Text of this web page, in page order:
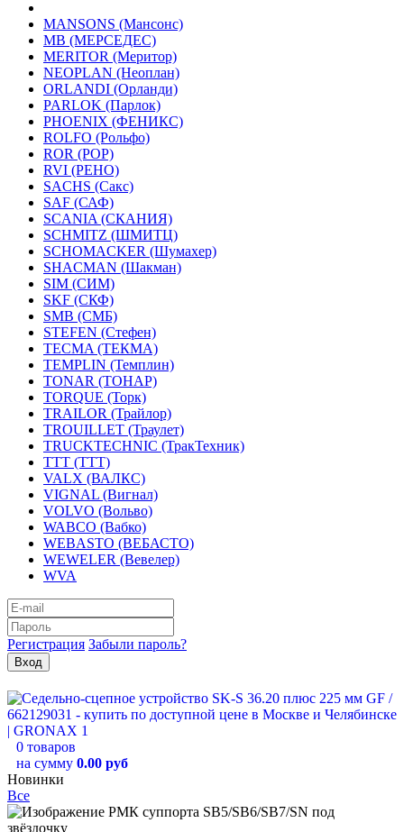
MANSONS (Мансонс)
MB (МЕРСЕДЕС)
MERITOR (Меритор)
NEOPLAN (Неоплан)
ORLANDI (Орланди)
PARLOK (Парлок)
PHOENIX (ФЕНИКС)
ROLFO (Рольфо)
ROR (РОР)
RVI (РЕНО)
SACHS (Сакс)
SAF (САФ)
SCANIA (СКАНИЯ)
SCHMITZ (ШМИТЦ)
SCHOMACKER (Шумахер)
SHACMAN (Шакман)
SIM (СИМ)
SKF (СКФ)
SMB (СМБ)
STEFEN (Стефен)
TECMA (ТЕКМА)
TEMPLIN (Темплин)
TONAR (ТОНАР)
TORQUE (Торк)
TRAILOR (Трайлор)
TROUILLET (Траулет)
TRUCKTECHNIC (ТракТехник)
TTT (ТТТ)
VALX (ВАЛКС)
VIGNAL (Вигнал)
VOLVO (Вольво)
WABCO (Вабко)
WEBASTO (ВЕБАСТО)
WEWELER (Вевелер)
WVA
Регистрация Забыли пароль?
0 товаров
на сумму 0.00 руб
Новинки
Все